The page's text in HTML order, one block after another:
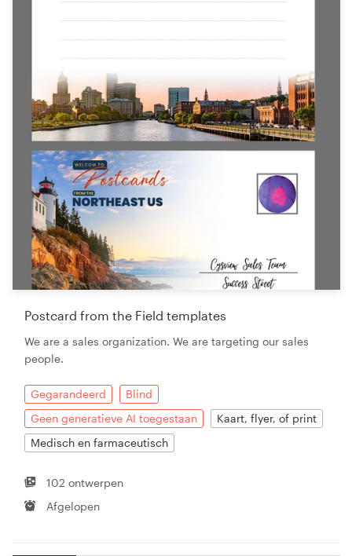
Postcard from the Field templates
We are a sales organization. We are targeting our sales
people.
Gegarandeerd
Blind
Geen generatieve AI toegestaan
Kaart, flyer, of print
Medisch en farmaceutisch
102 ontwerpen
Afgelopen